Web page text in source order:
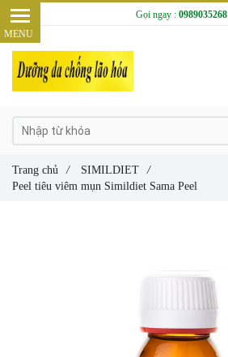
Trang chủ / SIMILDIET
/
Peel tiêu viêm mụn Simildiet Sama Peel
Gọi ngay : 0989035268